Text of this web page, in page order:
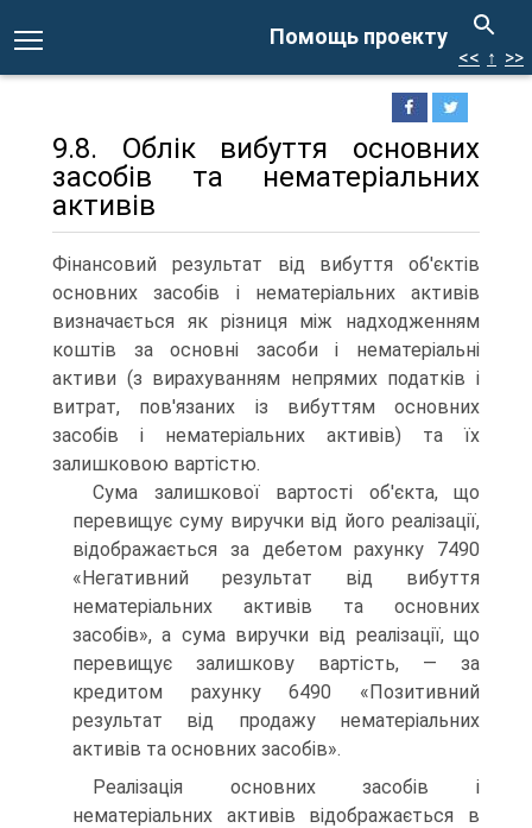
Помощь проекту
<< ↑ >>
9.8. Облік вибуття основних
засобів та нематеріальних
активів
Фінансовий результат від вибуття об'єктів
основних засобів і нематеріальних активів
визначається як різниця між надходженням
коштів за основні засоби і нематеріальні
активи (з вирахуванням непрямих податків і
витрат, пов'язаних із вибуттям основних
засобів і нематеріальних активів) та їх
залишковою вартістю.
Сума залишкової вартості об'єкта, що
перевищує суму виручки від його реалізації,
відображається за дебетом рахунку 7490
«Негативний результат від вибуття
нематеріальних активів та основних
засобів», а сума виручки від реалізації, що
перевищує залишкову вартість, — за
кредитом рахунку 6490 «Позитивний
результат від продажу нематеріальних
активів та основних засобів».
Реалізація основних засобів і
нематеріальних активів відображається в